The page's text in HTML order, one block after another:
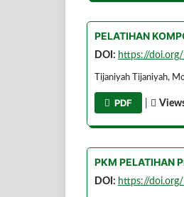
PELATIHAN
DOI: https://
Tijaniyah Tijaniyah,
PDF
PKM PELATIHAN
DOI: https://